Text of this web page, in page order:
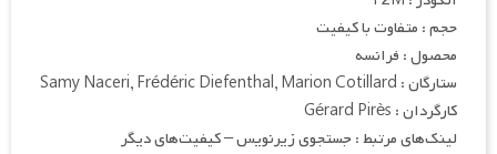
حجم : متفاوت با کیفیت
محصول : فرانسه
ستارگان : Samy Naceri, Frédéric Diefenthal, Marion Cotillard
کارگردان : Gérard Pirès
لینک‌های مرتبط : جستجوی زیرنویس – کیفیت‌های دیگر